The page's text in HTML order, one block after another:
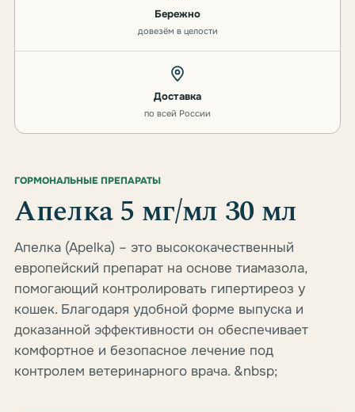
Бережно
довезём в целости
Доставка
по всей России
ГОРМОНАЛЬНЫЕ ПРЕПАРАТЫ
Апелка 5 мг/мл 30 мл
Апелка (Apelka) – это высококачественный
европейский препарат на основе тиамазола,
помогающий контролировать гипертиреоз у
кошек. Благодаря удобной форме выпуска и
доказанной эффективности он обеспечивает
комфортное и безопасное лечение под
контролем ветеринарного врача. &nbsp;